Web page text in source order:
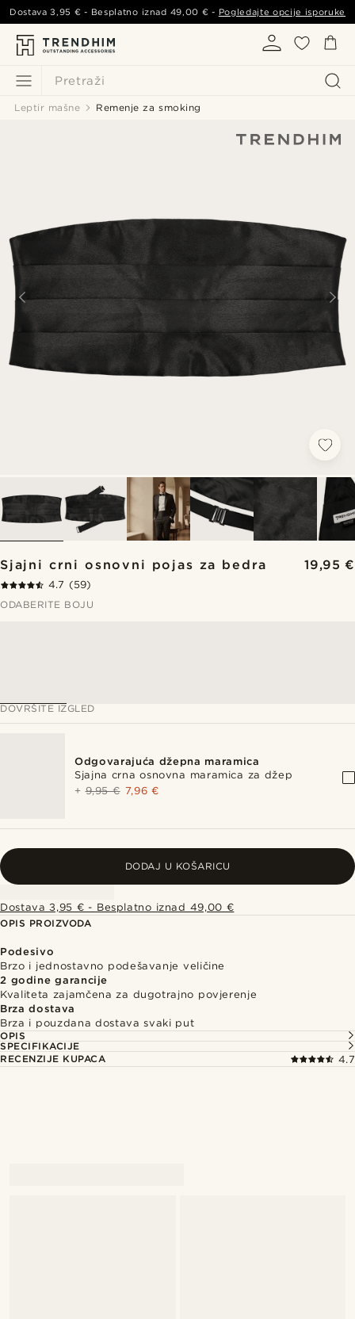
Pretraži
Dostava3,95 € - Besplatno iznad 49,00 € - Pogledajte opcije isporuke
Leptir mašne Remenje za smoking
Sjajni crni osnovni pojas za bedra 19,95 €
4.7 (59)
ODABERITE BOJU
DOVRŠITE IZGLED
Odgovarajuća džepna maramica
Sjajna crna osnovna maramica za džep
+9,95 € 7,96 €
DODAJ U KOŠARICU
Dostava 3,95 € - Besplatno iznad 49,00 €
OPIS PROIZVODA
Podesivo
Brzo i jednostavno podešavanje veličine
2 godine garancije
Kvaliteta zajamčena za dugotrajno povjerenje
Brza dostava
Brza i pouzdana dostava svaki put
OPIS
SPECIFIKACIJE
RECENZIJE KUPACA
4.7